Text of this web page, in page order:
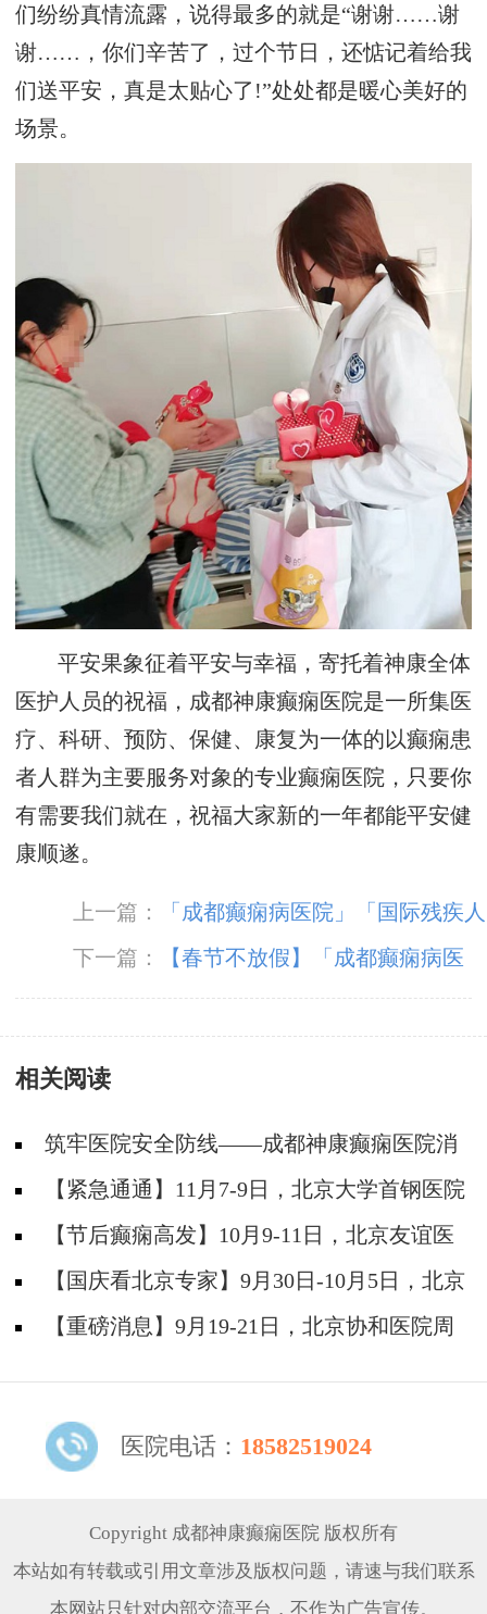
们纷纷真情流露，说得最多的就是“谢谢……谢
谢……，你们辛苦了，过个节日，还惦记着给我
们送平安，真是太贴心了!”处处都是暖心美好的
场景。
平安果象征着平安与幸福，寄托着神康全体
医护人员的祝福，成都神康癫痫医院是一所集医
疗、科研、预防、保健、康复为一体的以癫痫患
者人群为主要服务对象的专业癫痫医院，只要你
有需要我们就在，祝福大家新的一年都能平安健
康顺遂。
上一篇：
「成都癫痫病医院」「国际残疾人
日」减少因癫痫致残几率，这几个护理小知识你
应该知道！
下一篇：
【春节不放假】「成都癫痫病医
院」成都神康癫痫医院春节期间正常接诊，温暖
相关阅读
筑牢医院安全防线——成都神康癫痫医院消
防安全培训纪实
【紧急通通】11月7-9日，北京大学首钢医院
神经内科胡颖教授亲临成都会诊，破解癫痫疑难
【节后癫痫高发】10月9-11日，北京友谊医
院陈葵博士免费会诊+治疗援助，破解癫痫难
题！
【国庆看北京专家】9月30日-10月5日，北京
天坛&首钢医院两大专家蓉城亲诊+癫痫大额救
【重磅消息】9月19-21日，北京协和医院周
线！
医院电话： 18582519024
Copyright 成都神康癫痫医院 版权所有
本站如有转载或引用文章涉及版权问题，请速与我们联系
本网站只针对内部交流平台，不作为广告宣传。